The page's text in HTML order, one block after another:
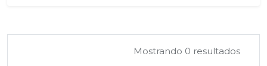
Mostrando 0 resultados